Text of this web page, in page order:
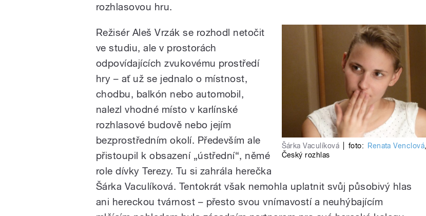
rozhlasovou hru.
Šárka Vaculíková foto: Renata Venclová,
Český rozhlas
Režisér Aleš Vrzák se rozhodl netočit
ve studiu, ale v prostorách
odpovídajících zvukovému prostředí
hry – ať už se jednalo o místnost,
chodbu, balkón nebo automobil,
nalezl vhodné místo v karlínské
rozhlasové budově nebo jejím
bezprostředním okolí. Především ale
přistoupil k obsazení „ústřední“, němé
role dívky Terezy. Tu si zahrála herečka
Šárka Vaculíková. Tentokrát však nemohla uplatnit svůj působivý hlas
ani hereckou tvárnost – přesto svou vnímavostí a neuhýbajícím